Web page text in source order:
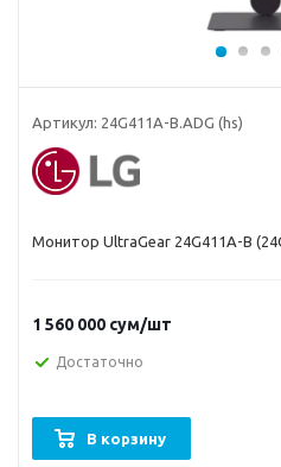
Артикул: 24G411A-B.ADG (hs)
Монитор UltraGear 24G411A-B
1 560 000 сум/шт
Достаточно
В корзину